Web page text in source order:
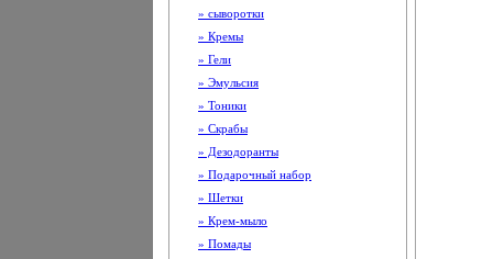
» сыворотки
» Кремы
» Гели
» Эмульсия
» Тоники
» Скрабы
» Дезодоранты
» Подарочный набор
» Шетки
» Крем-мыло
» Помады